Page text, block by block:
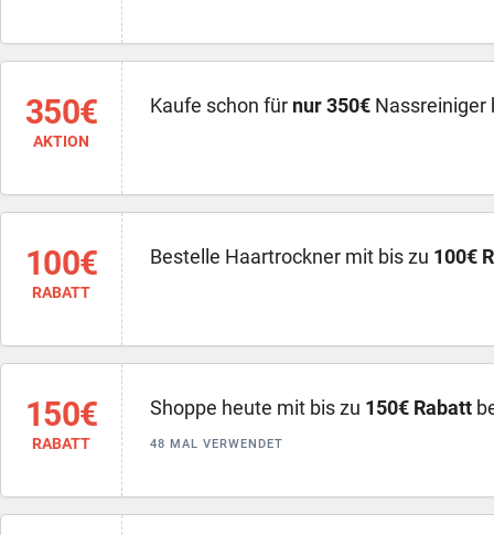
350€
AKTION
Kaufe schon für nur 350€ Nassreiniger
100€
RABATT
Bestelle Haartrockner mit bis zu 100€
150€
RABATT
Shoppe heute mit bis zu 150€ Rabatt
48 MAL VERWENDET